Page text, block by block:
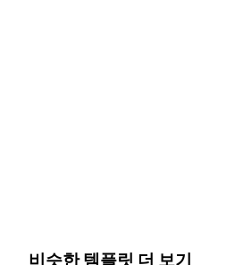
비슷한 템플릿 더 보기